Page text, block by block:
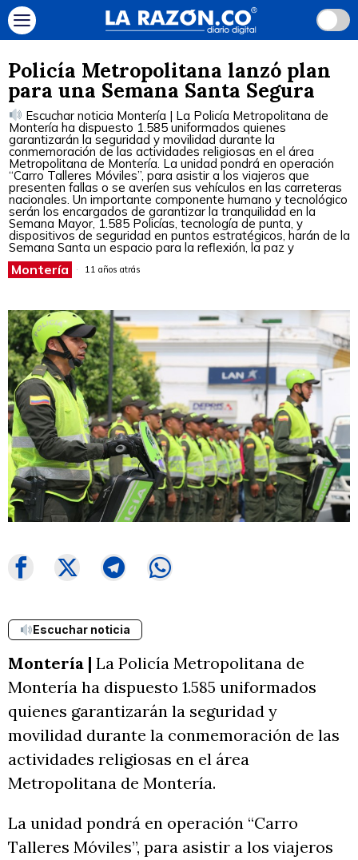
Policía Metropolitana lanzó plan
para una Semana Santa Segura
Escuchar noticia Montería | La Policía Metropolitana de
Montería ha dispuesto 1.585 uniformados quienes
garantizarán la seguridad y movilidad durante la
conmemoración de las actividades religiosas en el área
Metropolitana de Montería. La unidad pondrá en operación
“Carro Talleres Móviles”, para asistir a los viajeros que
presenten fallas o se averíen sus vehículos en las carreteras
nacionales. Un importante componente humano y tecnológico
serán los encargados de garantizar la tranquilidad en la
Semana Mayor, 1.585 Policías, tecnología de punta, y
dispositivos de seguridad en puntos estratégicos, harán de la
Semana Santa un espacio para la reflexión, la paz y
Montería 11 años atrás
Escuchar noticia
Montería | La Policía Metropolitana de
Montería ha dispuesto 1.585 uniformados
quienes garantizarán la seguridad y
movilidad durante la conmemoración de las
actividades religiosas en el área
Metropolitana de Montería.
La unidad pondrá en operación “Carro
Talleres Móviles”, para asistir a los viajeros